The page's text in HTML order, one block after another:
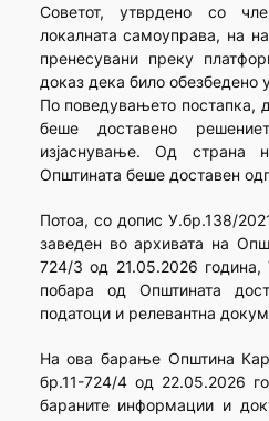
Советот, утврдено со
локалната самоуправа, на
пренесувани преку
доказ дека било обезбедено
По поведувањето постапка,
беше доставено
изјаснување. Од страна
Општината беше доставен
Потоа, со допис У.бр.138/
заведен во архивата на
724/3 од 21.05.2026 година,
побара од Општината
податоци и релевантна
На ова барање Општина
бр.11-724/4 од 22.05.2026
бараните информации и